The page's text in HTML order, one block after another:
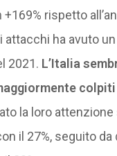
+169% rispetto
attacchi ha avuto
2021. L’Italia
la loro
il 27%, seguito da